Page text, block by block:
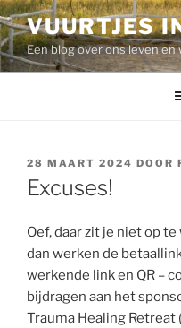
Ga
naar
de
inhoud
VUURTJES
Een blog over ons leven en
GEPLAATST
OP
28 MAART 2024 DOOR
Excuses!
Oef, daar zit je niet op
dan werken de
werkende link en QR –
bijdragen aan het
Trauma Healing Retreat